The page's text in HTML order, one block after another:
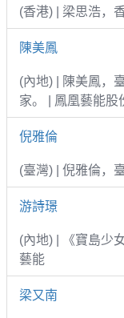
(香港) | 梁思浩，
陳美鳳
(內地) | 陳美鳳，
家。 | 鳳凰藝能股
倪雅倫
(臺灣) | 倪雅倫，
游詩璟
(內地) | 《寶島少
藝能
梁又南